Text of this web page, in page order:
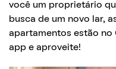
você um proprietário
busca de um novo lar,
apartamentos estão no
app e aproveite!